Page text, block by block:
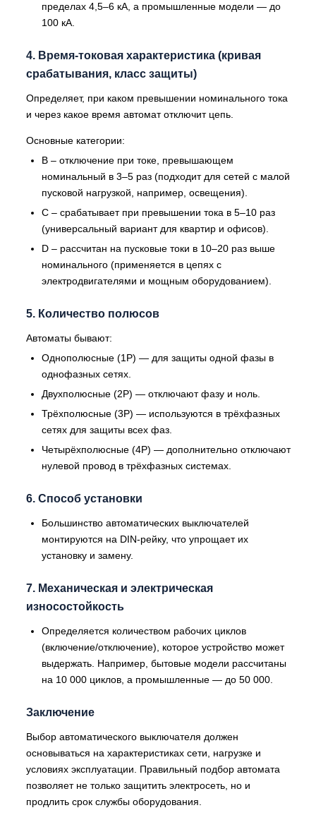
пределах 4,5–6 кА, а промышленные модели — до
100 кА.
4. Время-токовая характеристика (кривая
срабатывания, класс защиты)
Определяет, при каком превышении номинального тока
и через какое время автомат отключит цепь.
Основные категории:
B – отключение при токе, превышающем
номинальный в 3–5 раз (подходит для сетей с малой
пусковой нагрузкой, например, освещения).
C – срабатывает при превышении тока в 5–10 раз
(универсальный вариант для квартир и офисов).
D – рассчитан на пусковые токи в 10–20 раз выше
номинального (применяется в цепях с
электродвигателями и мощным оборудованием).
5. Количество полюсов
Автоматы бывают:
Однополюсные (1P) — для защиты одной фазы в
однофазных сетях.
Двухполюсные (2P) — отключают фазу и ноль.
Трёхполюсные (3P) — используются в трёхфазных
сетях для защиты всех фаз.
Четырёхполюсные (4P) — дополнительно отключают
нулевой провод в трёхфазных системах.
6. Способ установки
Большинство автоматических выключателей
монтируются на DIN-рейку, что упрощает их
установку и замену.
7. Механическая и электрическая
износостойкость
Определяется количеством рабочих циклов
(включение/отключение), которое устройство может
выдержать. Например, бытовые модели рассчитаны
на 10 000 циклов, а промышленные — до 50 000.
Заключение
Выбор автоматического выключателя должен
основываться на характеристиках сети, нагрузке и
условиях эксплуатации. Правильный подбор автомата
позволяет не только защитить электросеть, но и
продлить срок службы оборудования.